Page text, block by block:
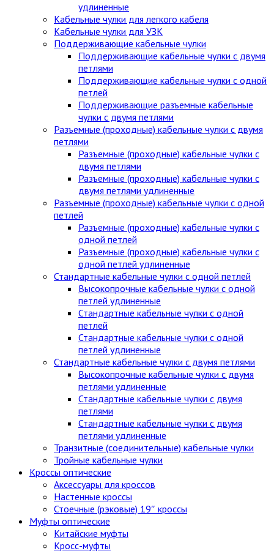
удлиненные
Кабельные чулки для легкого кабеля
Кабельные чулки для УЗК
Поддерживающие кабельные чулки
Поддерживающие кабельные чулки с двумя
петлями
Поддерживающие кабельные чулки с одной
петлей
Поддерживающие разъемные кабельные
чулки с двумя петлями
Разъемные (проходные) кабельные чулки с двумя
петлями
Разъемные (проходные) кабельные чулки с
двумя петлями
Разъемные (проходные) кабельные чулки с
двумя петлями удлиненные
Разъемные (проходные) кабельные чулки с одной
петлей
Разъемные (проходные) кабельные чулки с
одной петлей
Разъемные (проходные) кабельные чулки с
одной петлей удлиненные
Стандартные кабельные чулки c одной петлей
Высокопрочные кабельные чулки с одной
петлей удлиненные
Стандартные кабельные чулки с одной
петлей
Стандартные кабельные чулки с одной
петлей удлиненные
Стандартные кабельные чулки с двумя петлями
Высокопрочные кабельные чулки с двумя
петлями удлиненные
Стандартные кабельные чулки с двумя
петлями
Стандартные кабельные чулки с двумя
петлями удлиненные
Транзитные (соединительные) кабельные чулки
Тройные кабельные чулки
Кроссы оптические
Аксессуары для кроссов
Настенные кроссы
Стоечные (рэковые) 19″ кроссы
Муфты оптические
Китайские муфты
Кросс-муфты